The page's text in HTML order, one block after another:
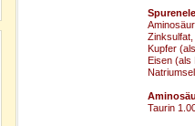
Kupfer
Eisen (als
Taurin